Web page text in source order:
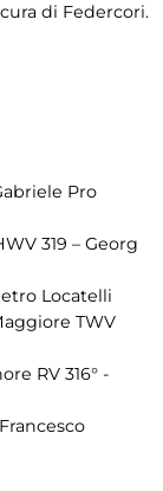
di Federcori.
Pro
319 – Georg
Locatelli
TWV
RV 316° -